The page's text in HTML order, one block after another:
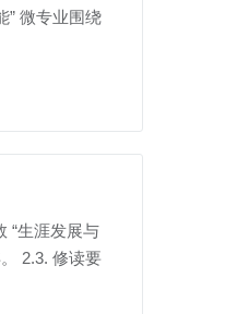
” 微专业围绕
“生涯发展与